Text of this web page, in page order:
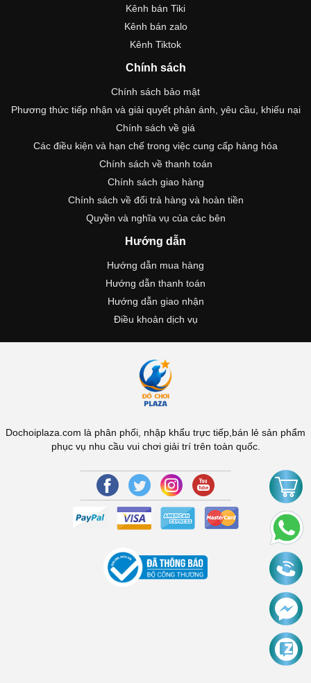
Kênh bán Tiki
Kênh bán zalo
Kênh Tiktok
Chính sách
Chính sách bảo mật
Phương thức tiếp nhận và giải quyết phản ánh, yêu cầu, khiếu nại
Chính sách về giá
Các điều kiện và hạn chế trong việc cung cấp hàng hóa
Chính sách về thanh toán
Chính sách giao hàng
Chính sách về đổi trả hàng và hoàn tiền
Quyền và nghĩa vụ của các bên
Hướng dẫn
Hướng dẫn mua hàng
Hướng dẫn thanh toán
Hướng dẫn giao nhận
Điều khoản dịch vụ
Dochoiplaza.com là phân phối, nhập khẩu trực tiếp,bán lẻ sản phẩm
phục vụ nhu cầu vui chơi giải trí trên toàn quốc.